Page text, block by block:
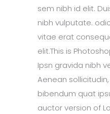
sem nibh id elit.
nibh vulputate.
vitae erat
elit.This is
Ipsn gravida nibh
Aenean
bibendum quat
auctor version of